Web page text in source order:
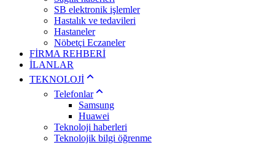
SB elektronik işlemler
Hastalık ve tedavileri
Hastaneler
Nöbetçi Eczaneler
FİRMA REHBERİ
İLANLAR
TEKNOLOJİ
Telefonlar
Samsung
Huawei
Teknoloji haberleri
Teknolojik bilgi öğrenme